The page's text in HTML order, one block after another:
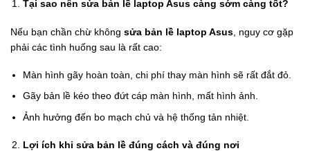
Tại sao nên sửa bản lề laptop Asus càng sớm càng tốt?
Nếu bạn chần chừ không sửa bản lề laptop Asus , nguy cơ gặp
phải các tình huống sau là rất cao:
Màn hình gãy hoàn toàn, chi phí thay màn hình sẽ rất đắt đỏ.
Gãy bản lề kéo theo đứt cáp màn hình, mất hình ảnh.
Ảnh hưởng đến bo mạch chủ và hệ thống tản nhiệt.
Lợi ích khi sửa bản lề đúng cách và đúng nơi